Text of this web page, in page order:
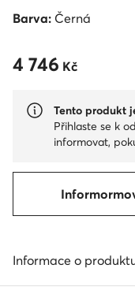
Barva: Černá
4 746 Kč
4 746 Kč
Tento produkt
Přihlaste se k
informovat,
Informace o